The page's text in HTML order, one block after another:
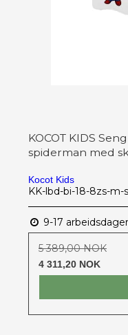
KOCOT KIDS
spiderman med
Kocot Kids
KK-lbd-bi-18-8zs-m-
9-17 arbeidsdager
5 389,00 NOK
4 311,20 NOK